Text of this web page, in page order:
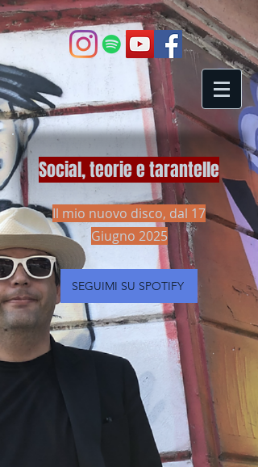
Social, teorie e tarantelle
Il mio nuovo disco, dal 17
Giugno 2025
SEGUIMI SU SPOTIFY